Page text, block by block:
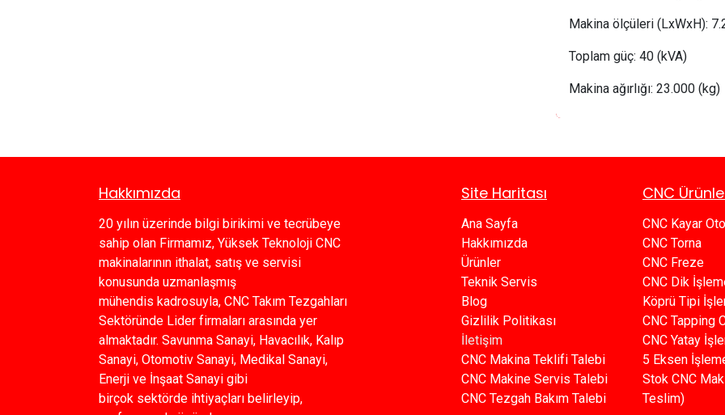
Makina ölçüleri (LxWxH):
Toplam güç: 40 (kVA)
Makina ağırlığı: 23.000 (kg)
Hakkımızda
20 yılın üzerinde bilgi birikimi ve tecrübeye
sahip olan Firmamız, Yüksek Teknoloji CNC
makinalarının ithalat, satış ve servisi
konusunda uzmanlaşmış
mühendis kadrosuyla, CNC Takım Tezgahları
Sektöründe Lider firmaları arasında yer
almaktadır. Savunma Sanayi, Havacılık, Kalıp
Sanayi, Otomotiv Sanayi, Medikal Sanayi,
Enerji ve İnşaat Sanayi gibi
birçok sektörde ihtiyaçları belirleyip,
CNC
CNC Kayar
CNC Torna
CNC Freze
CNC Dik
Köprü Tipi
C​​NC Tapping
CNC Yatay
5 Eksen
Stok CNC
Teslim)
Site Haritası
Ana Sayfa​​
Hakkımızda
Ürünler​
Teknik Servis
Blog​​
Gizlilik Politikası​​
İletişim
CNC Makina Teklifi Talebi
CNC Makine Servis Talebi
CNC Tezgah Bakım Talebi